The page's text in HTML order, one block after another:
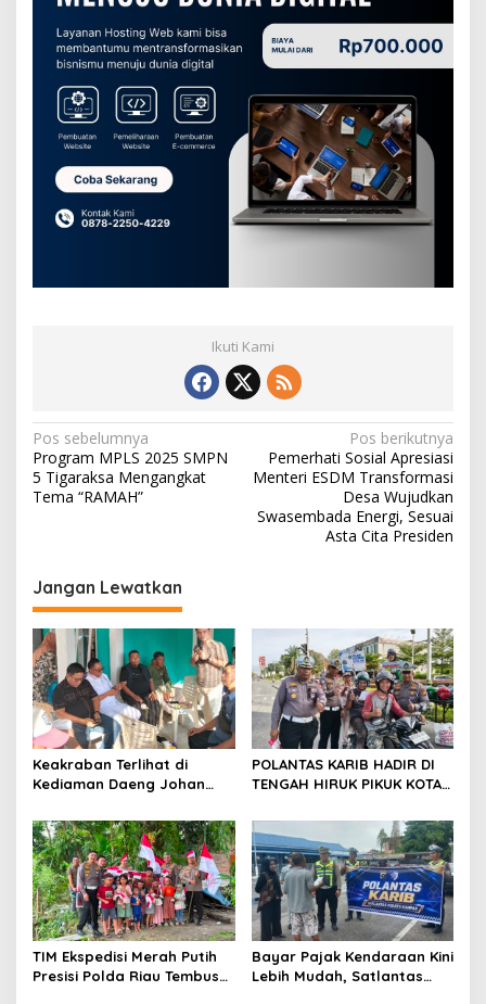
Ikuti Kami
N
a
v
a
s
i
p
o
s
Pos sebelumnya
Program MPLS 2025 SMPN
5 Tigaraksa Mengangkat
Tema “RAMAH”
Pos berikutnya
Pemerhati Sosial Apresiasi
Menteri ESDM Transformasi
Desa Wujudkan
Swasembada Energi, Sesuai
Asta Cita Presiden
Jangan Lewatkan
Keakraban Terlihat di
Kediaman Daeng Johan
Puluhan Awak Media Hadir
Dalam Rangka Acara Rutin
Grup Info Lalu Lintas
sekaligus Doa Syukuran
Menempati Rumah.
POLANTAS KARIB HADIR DI
TENGAH HIRUK PIKUK KOTA
POLDA RIAU KOBARKAN
SEMANGAT KESELAMATAN,
NASIONALISME DAN GREEN
POLICING JELANG HUT KE-81
RI
TIM Ekspedisi Merah Putih
Presisi Polda Riau Tembus
Bayar Pajak Kendaraan Kini
Lebih Mudah, Satlantas